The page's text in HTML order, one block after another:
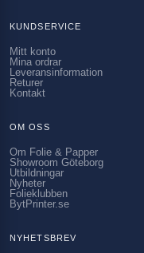
KUNDSERVICE
Mitt konto
Mina ordrar
Leveransinformation
Returer
Kontakt
OM OSS
Om Folie & Papper
Showroom Göteborg
Utbildningar
Nyheter
Folieklubben
BytPrinter.se
NYHETSBREV